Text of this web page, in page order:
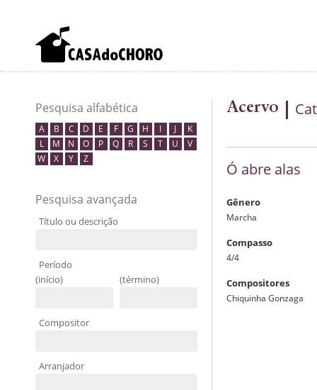
Pesquisa alfabética
A B C D E F G H I J
K
L
M N O P Q R S T U
V
W
X Y Z
Pesquisa avançada
Título ou descrição
Período
(início)
(término)
Compositor
Arranjador
Acervo
Ó abre alas
Gênero
Marcha
Compasso
4/4
Compositores
Chiquinha Gonzaga